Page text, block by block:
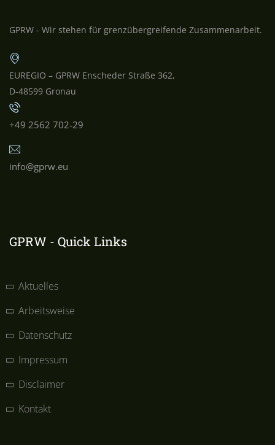
GPRW - Wir stehen für grenzübergreifende Zusammenarbeit.
EUREGIO – GPRW Enscheder Straße 362,
D-48599 Gronau
+49 2562 702-29
info@gprw.eu
GPRW - Quick Links
Aktuelles
Arbeitsweise
Datenschutz
Impressum
Disclaimer
Kontakt